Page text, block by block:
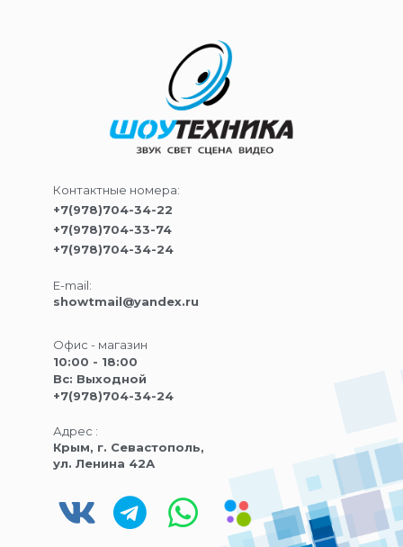
Контактные номера:
+7(978)704-34-22
+7(978)704-33-74
+7(978)704-34-24
E-mail:
showtmail@yandex.ru
Офис - магазин
10:00 - 18:00
Вс: Выходной
+7(978)704-34-24
Адрес :
Крым, г. Севастополь,
ул. Ленина 42А